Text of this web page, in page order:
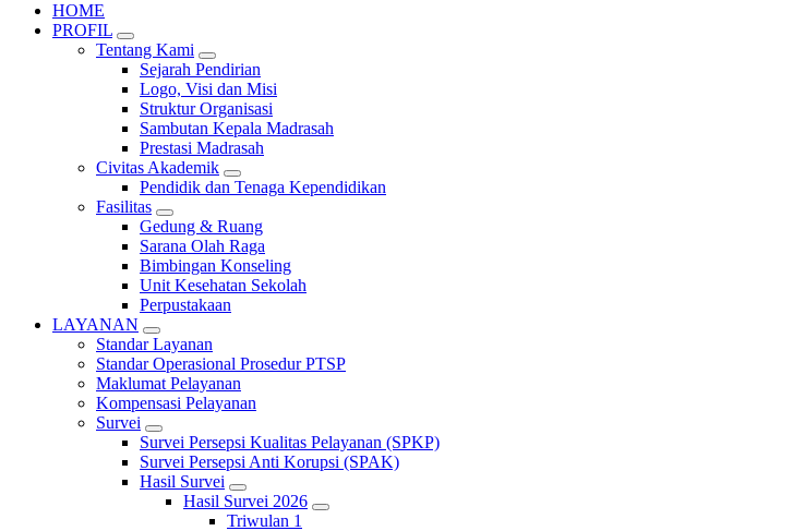
HOME
PROFIL
Tentang Kami
Sejarah Pendirian
Logo, Visi dan Misi
Struktur Organisasi
Sambutan Kepala Madrasah
Prestasi Madrasah
Civitas Akademik
Pendidik dan Tenaga Kependidikan
Fasilitas
Gedung & Ruang
Sarana Olah Raga
Bimbingan Konseling
Unit Kesehatan Sekolah
Perpustakaan
LAYANAN
Standar Layanan
Standar Operasional Prosedur PTSP
Maklumat Pelayanan
Kompensasi Pelayanan
Survei
Survei Persepsi Kualitas Pelayanan (SPKP)
Survei Persepsi Anti Korupsi (SPAK)
Hasil Survei
Hasil Survei 2026
Triwulan 1